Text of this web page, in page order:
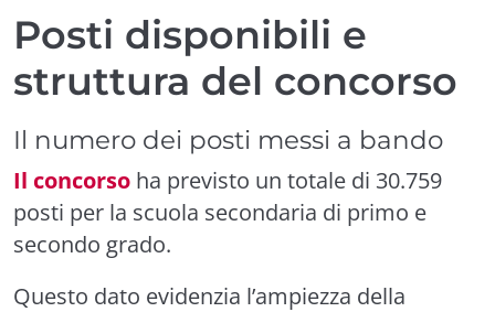
Posti disponibili e
struttura del concorso
Il numero dei posti messi a bando
Il concorso ha previsto un totale di 30.759
posti per la scuola secondaria di primo e
secondo grado.
Questo dato evidenzia l’ampiezza della